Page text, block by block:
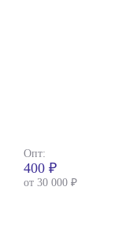
Опт:
400 ₽
от 30 000 ₽